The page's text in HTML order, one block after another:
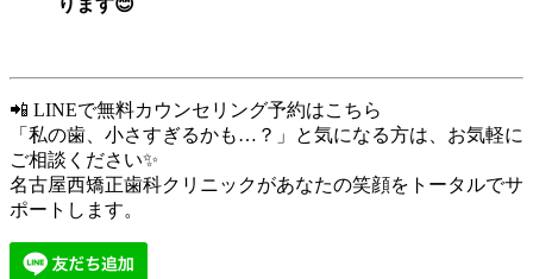
ります😊
📲 LINEで無料カウンセリング予約はこちら
「私の歯、小さすぎるかも…？」と気になる方は、お気軽に
ご相談ください✨
名古屋西矯正歯科クリニックがあなたの笑顔をトータルでサ
ポートします。